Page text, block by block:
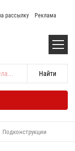
рассылку
Реклама
Подконструкции